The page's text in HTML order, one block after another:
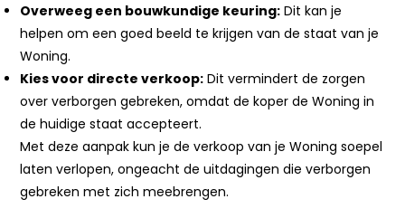
Overweeg een bouwkundige keuring: Dit kan je
helpen om een goed beeld te krijgen van de staat van je
Woning.
Kies voor directe verkoop: Dit vermindert de zorgen
over verborgen gebreken, omdat de koper de Woning in
de huidige staat accepteert.
Met deze aanpak kun je de verkoop van je Woning soepel
laten verlopen, ongeacht de uitdagingen die verborgen
gebreken met zich meebrengen.